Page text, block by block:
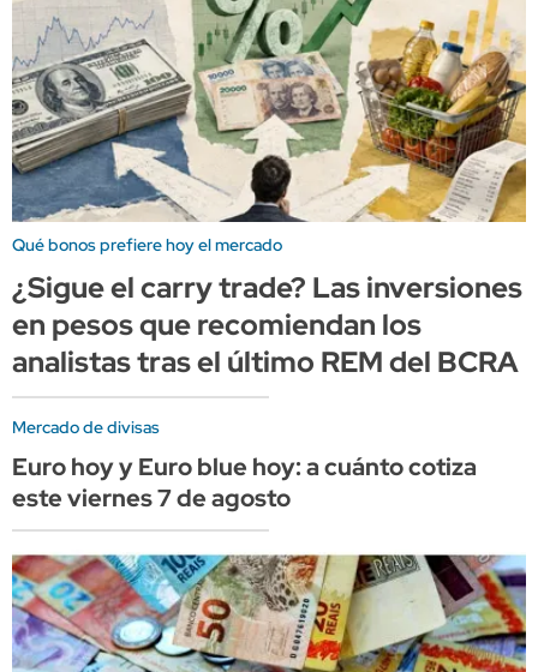
Qué bonos prefiere hoy el mercado
¿Sigue el carry trade? Las inversiones
en pesos que recomiendan los
analistas tras el último REM del BCRA
Mercado de divisas
Euro hoy y Euro blue hoy: a cuánto cotiza
este viernes 7 de agosto